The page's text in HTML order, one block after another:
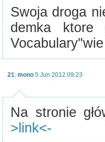
Swoja droga
demka ktore
21: mono 5 Jun 2012 09:23
Na stronie
>link<-